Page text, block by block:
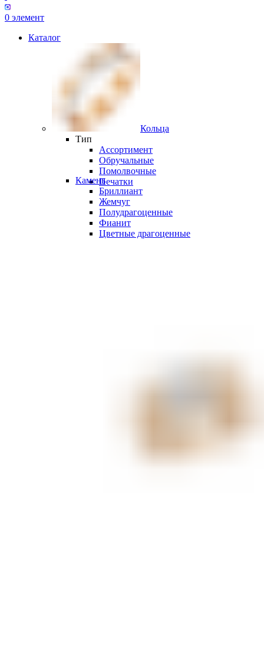
0 элемент
Каталог
Кольца
Тип
Ассортимент
Обручальные
Помолвочные
Печатки
Камень
Бриллиант
Жемчуг
Полудрагоценные
Фианит
Цветные драгоценные